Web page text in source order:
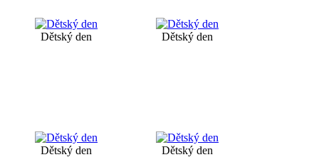
Dětský den Dětský den
Dětský den Dětský den